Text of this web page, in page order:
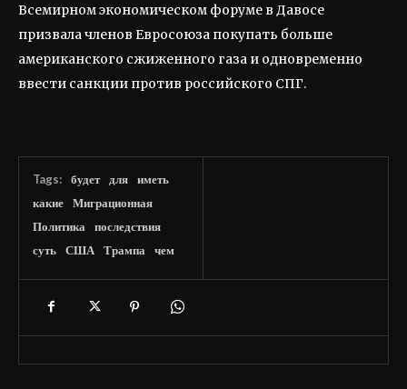
Всемирном экономическом форуме в Давосе
призвала членов Евросоюза покупать больше
американского сжиженного газа и одновременно
ввести санкции против российского СПГ.
Tags: будет для
иметь
какие
Миграционная
Политика
последствия
суть
США Трампа чем